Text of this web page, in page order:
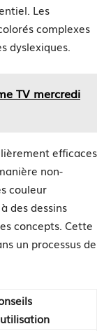
Les
complexes
dyslexiques.
TV mercredi
efficaces
non-
couleur
des dessins
concepts. Cette
un processus de